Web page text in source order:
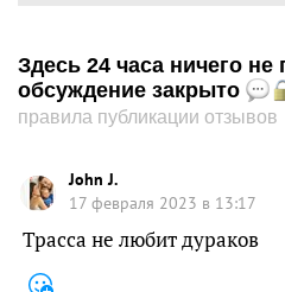
Здесь 24 часа ничего
обсуждение закрыто
правила публикации отзывов
John J.
17 февраля 2023 в 13:17
Трасса не любит дураков